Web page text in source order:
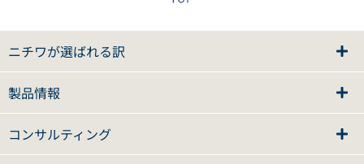
ニチワが選ばれる訳
製品情報
コンサルティング